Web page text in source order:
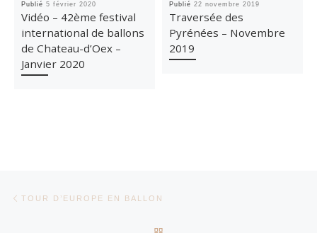
Publié5 février 2020
Vidéo – 42ème festival
international de ballons
de Chateau-d’Oex –
Janvier 2020
Publié22 novembre 2019
Traversée des
Pyrénées – Novembre
2019
TOUR D’EUROPE EN BALLON